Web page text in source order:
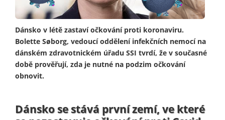
Dánsko v létě zastaví očkování proti koronaviru.
Bolette Søborg, vedoucí oddělení infekčních nemocí na
dánském zdravotnickém úřadu SSI tvrdí, že v současné
době prověřují, zda je nutné na podzim očkování
obnovit.
Dánsko se stává první zemí, ve které